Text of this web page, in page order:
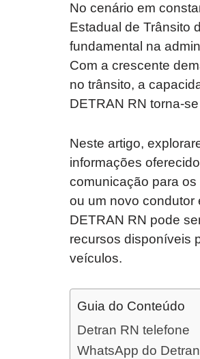
No cenário em
Estadual de Trânsito
fundamental na
Com a crescente
no trânsito, a
DETRAN RN torna-
Neste artigo,
informações
comunicação para
ou um novo condutor
DETRAN RN pode
recursos disponíveis
veículos.
Guia do Conteúdo
Detran RN telefone
WhatsApp do